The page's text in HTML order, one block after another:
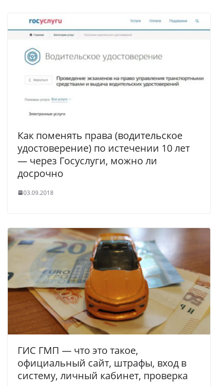
Как поменять права (водительское
удостоверение) по истечении 10 лет
— через Госуслуги, можно ли
досрочно
03.09.2018
ГИС ГМП — что это такое,
официальный сайт, штрафы, вход в
систему, личный кабинет, проверка